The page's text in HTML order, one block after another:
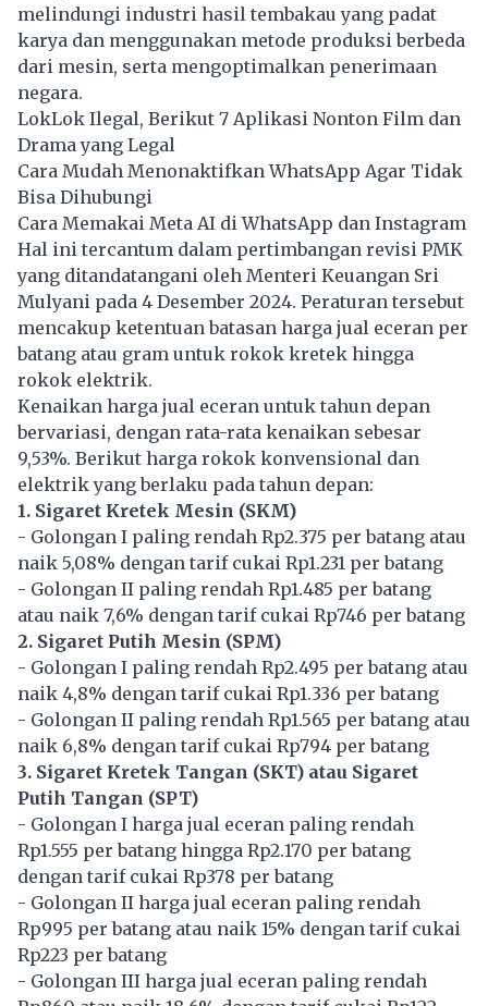
melindungi industri hasil tembakau yang padat
karya dan menggunakan metode produksi berbeda
dari mesin, serta mengoptimalkan penerimaan
negara.
LokLok Ilegal, Berikut 7 Aplikasi Nonton Film dan
Drama yang Legal
Cara Mudah Menonaktifkan WhatsApp Agar Tidak
Bisa Dihubungi
Cara Memakai Meta AI di WhatsApp dan Instagram
Hal ini tercantum dalam pertimbangan revisi PMK
yang ditandatangani oleh Menteri Keuangan Sri
Mulyani pada 4 Desember 2024. Peraturan tersebut
mencakup ketentuan batasan harga jual eceran per
batang atau gram untuk rokok kretek hingga
rokok elektrik.
Kenaikan harga jual eceran untuk tahun depan
bervariasi, dengan rata-rata kenaikan sebesar
9,53%. Berikut harga rokok konvensional dan
elektrik yang berlaku pada tahun depan:
1. Sigaret Kretek Mesin (SKM)
- Golongan I paling rendah Rp2.375 per batang atau
naik 5,08% dengan tarif cukai Rp1.231 per batang
- Golongan II paling rendah Rp1.485 per batang
atau naik 7,6% dengan tarif cukai Rp746 per batang
2. Sigaret Putih Mesin (SPM)
- Golongan I paling rendah Rp2.495 per batang atau
naik 4,8% dengan tarif cukai Rp1.336 per batang
- Golongan II paling rendah Rp1.565 per batang atau
naik 6,8% dengan tarif cukai Rp794 per batang
3. Sigaret Kretek Tangan (SKT) atau Sigaret
Putih Tangan (SPT)
- Golongan I harga jual eceran paling rendah
Rp1.555 per batang hingga Rp2.170 per batang
dengan tarif cukai Rp378 per batang
- Golongan II harga jual eceran paling rendah
Rp995 per batang atau naik 15% dengan tarif cukai
Rp223 per batang
- Golongan III harga jual eceran paling rendah